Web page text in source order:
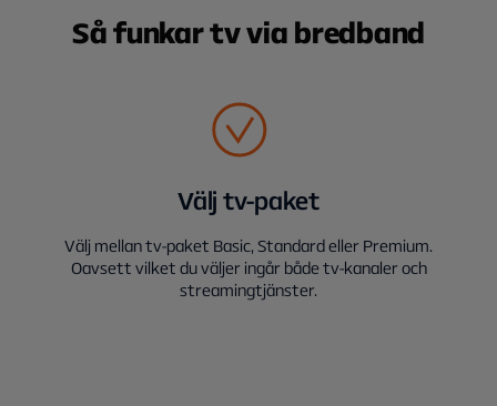
Så funkar tv via bredband
Välj tv-paket
Välj mellan tv-paket Basic, Standard eller Premium.
Oavsett vilket du väljer ingår både tv-kanaler och
streamingtjänster.